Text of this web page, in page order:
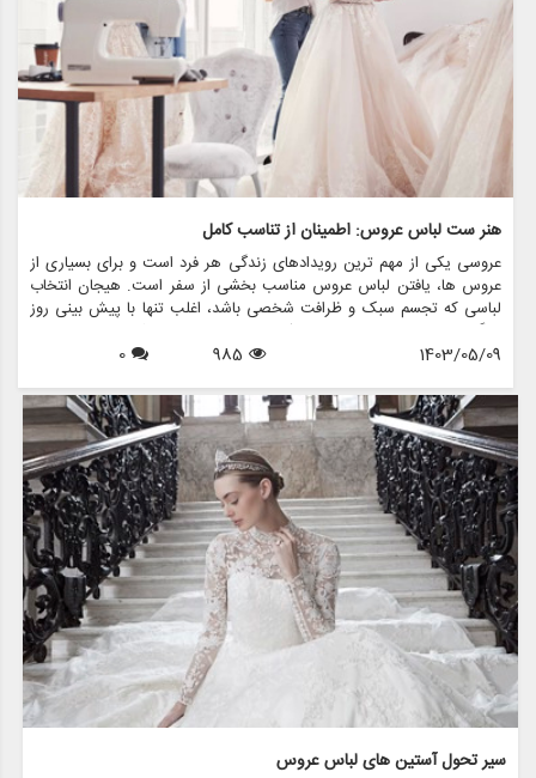
هنر ست لباس عروس: اطمینان از تناسب کامل
عروسی یکی از مهم ترین رویدادهای زندگی هر فرد است و برای بسیاری از
عروس ها، یافتن لباس عروس مناسب بخشی از سفر است. هیجان انتخاب
لباسی که تجسم سبک و ظرافت شخصی باشد، اغلب تنها با پیش بینی روز
بزرگ مطابقت دارد. با این حال، یکی از جنبه های حیاتی که می تواند تجربه
عروسی را ایجاد کند یا از بین ببرد، فرآیند تناسب است. هنر یراق آلات لباس
و اعتماد به نفس عروس را در روز خاص خود افزایش می دهد.
1403/05/09
985
0
سیر تحول آستین های لباس عروس